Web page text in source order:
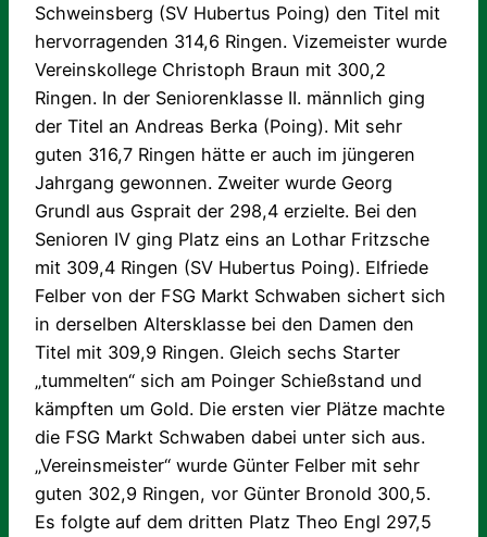
Schweinsberg (SV Hubertus Poing) den Titel mit
hervorragenden 314,6 Ringen. Vizemeister wurde
Vereinskollege Christoph Braun mit 300,2
Ringen. In der Seniorenklasse II. männlich ging
der Titel an Andreas Berka (Poing). Mit sehr
guten 316,7 Ringen hätte er auch im jüngeren
Jahrgang gewonnen. Zweiter wurde Georg
Grundl aus Gsprait der 298,4 erzielte. Bei den
Senioren IV ging Platz eins an Lothar Fritzsche
mit 309,4 Ringen (SV Hubertus Poing). Elfriede
Felber von der FSG Markt Schwaben sichert sich
in derselben Altersklasse bei den Damen den
Titel mit 309,9 Ringen. Gleich sechs Starter
„tummelten“ sich am Poinger Schießstand und
kämpften um Gold. Die ersten vier Plätze machte
die FSG Markt Schwaben dabei unter sich aus.
„Vereinsmeister“ wurde Günter Felber mit sehr
guten 302,9 Ringen, vor Günter Bronold 300,5.
Es folgte auf dem dritten Platz Theo Engl 297,5